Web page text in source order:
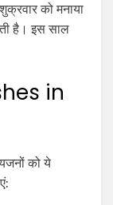
को मनाया
है। इस साल
in
को ये